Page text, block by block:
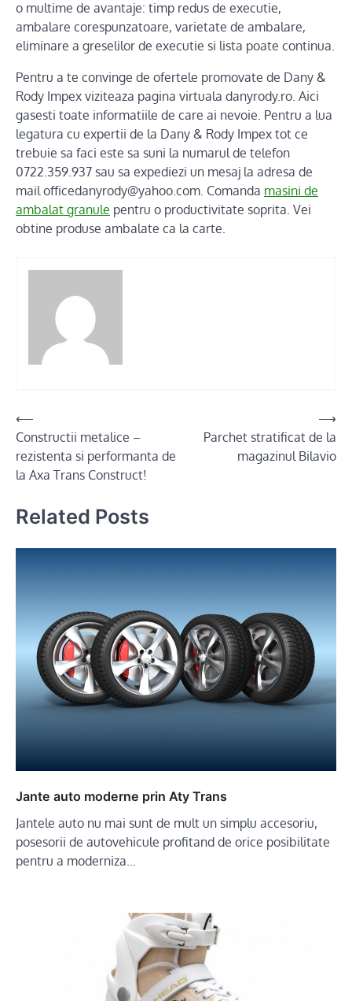
o multime de avantaje: timp redus de executie,
ambalare corespunzatoare, varietate de ambalare,
eliminare a greselilor de executie si lista poate continua.
Pentru a te convinge de ofertele promovate de Dany &
Rody Impex viziteaza pagina virtuala danyrody.ro. Aici
gasesti toate informatiile de care ai nevoie. Pentru a lua
legatura cu expertii de la Dany & Rody Impex tot ce
trebuie sa faci este sa suni la numarul de telefon
0722.359.937 sau sa expediezi un mesaj la adresa de
mail officedanyrody@yahoo.com. Comanda masini de
ambalat granule pentru o productivitate soprita. Vei
obtine produse ambalate ca la carte.
Post
navigation
⟵
Constructii metalice –
rezistenta si performanta de
la Axa Trans Construct!
Parchet stratificat de la
magazinul Bilavio
⟶
Related Posts
Jante auto moderne prin Aty Trans
Jantele auto nu mai sunt de mult un simplu accesoriu,
posesorii de autovehicule profitand de orice posibilitate
pentru a moderniza…